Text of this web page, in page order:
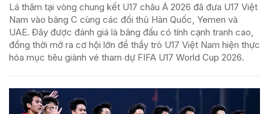
Lá thăm tại vòng chung kết U17 châu Á 2026 đã đưa U17 Việt
Nam vào bảng C cùng các đối thủ Hàn Quốc, Yemen và
UAE. Đây được đánh giá là bảng đấu có tính cạnh tranh cao,
đồng thời mở ra cơ hội lớn để thầy trò U17 Việt Nam hiện thực
hóa mục tiêu giành vé tham dự FIFA U17 World Cup 2026.